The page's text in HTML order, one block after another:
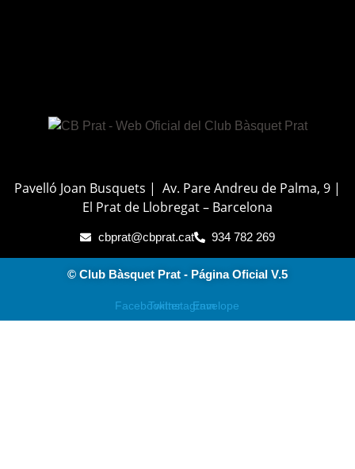
Pavelló Joan Busquets | Av. Pare Andreu de Palma, 9 |
El Prat de Llobregat – Barcelona
cbprat@cbprat.cat 934 782 269
© Club Bàsquet Prat - Página Oficial V.5
FacebookTwitterInstagramEnvelope